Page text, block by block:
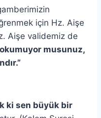
için Hz. Aişe
Aişe validemiz de
musunuz,
ki sen büyük bir